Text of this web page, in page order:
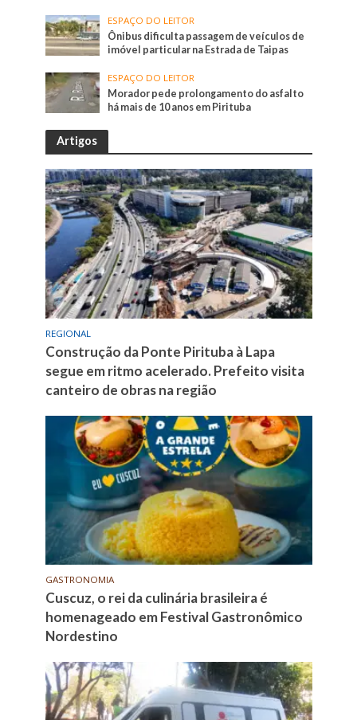
ESPAÇO DO LEITOR
Ônibus dificulta passagem de veículos de
imóvel particular na Estrada de Taipas
ESPAÇO DO LEITOR
Morador pede prolongamento do asfalto
há mais de 10 anos em Pirituba
Artigos
REGIONAL
Construção da Ponte Pirituba à Lapa
segue em ritmo acelerado. Prefeito visita
canteiro de obras na região
GASTRONOMIA
Cuscuz, o rei da culinária brasileira é
homenageado em Festival Gastronômico
Nordestino